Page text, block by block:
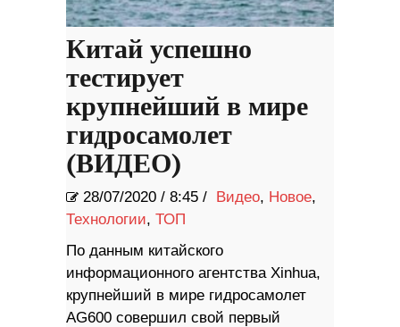
Китай успешно
тестирует
крупнейший в мире
гидросамолет
(ВИДЕО)
28/07/2020 / 8:45 / Видео, Новое,
Технологии, ТОП
По данным китайского
информационного агентства Xinhua,
крупнейший в мире гидросамолет
AG600 совершил свой первый